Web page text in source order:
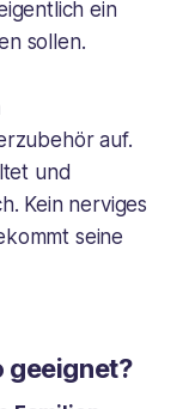
ein
sollen.
auf.
und
Kein nerviges
seine
geeignet?